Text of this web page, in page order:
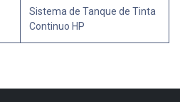
Sistema de Tanque de Tinta
Continuo HP